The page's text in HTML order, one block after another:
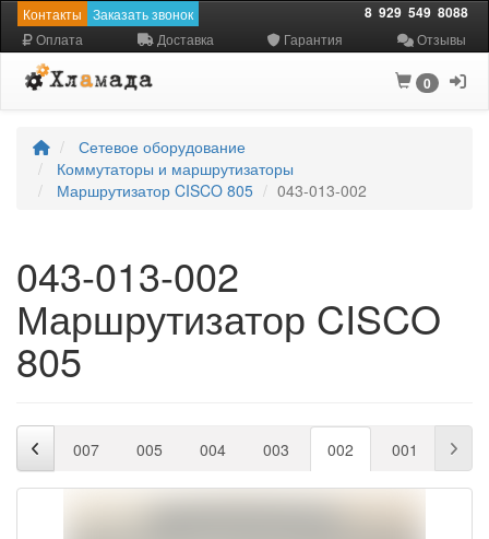
Контакты Заказать звонок 8 929 549 8088
Оплата Доставка Гарантия Отзывы
0
Сетевое оборудование
Коммутаторы и маршрутизаторы
Маршрутизатор CISCO 805
043-013-002
043-013-002
Маршрутизатор CISCO
805
006 007 005 004 003 002 001